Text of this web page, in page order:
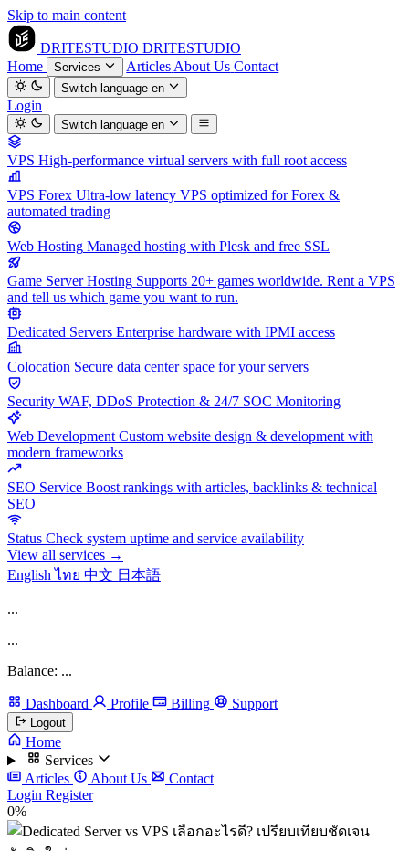
Skip to main content
DRITESTUDIO DRITESTUDIO
Home
Services Articles About Us Contact
Switch languageen
Login
Switch languageen
VPS High-performance virtual servers with full root access
VPS Forex Ultra-low latency VPS optimized for Forex &
automated trading
Web Hosting Managed hosting with Plesk and free SSL
Game Server Hosting Supports 20+ games worldwide. Rent a VPS
and tell us which game you want to run.
Dedicated Servers Enterprise hardware with IPMI access
Colocation Secure data center space for your servers
Security WAF, DDoS Protection & 24/7 SOC Monitoring
Web Development Custom website design & development with
modern frameworks
SEO Service Boost rankings with articles, backlinks & technical
SEO
Status Check system uptime and service availability
View all services →
Englishไทย 中文 日本語
...
...
Balance: ...
Dashboard Profile Billing Support
Logout
Home
Services
Articles
About Us
Contact
Login Register
0%